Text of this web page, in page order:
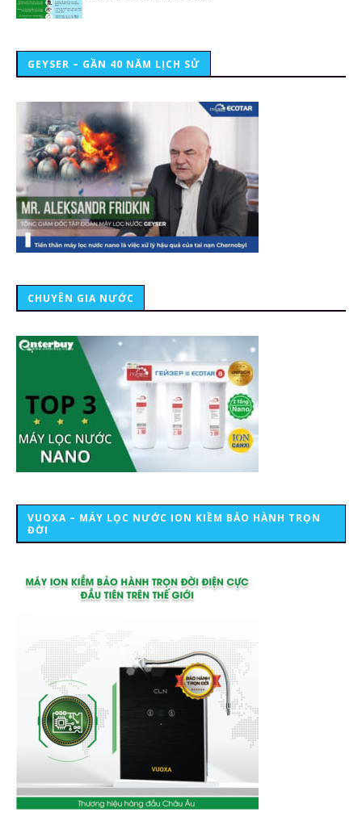
GEYSER – GẦN 40 NĂM LỊCH SỬ
CHUYÊN GIA NƯỚC
VUOXA – MÁY LỌC NƯỚC ION KIỀM BẢO HÀNH TRỌN
ĐỜI